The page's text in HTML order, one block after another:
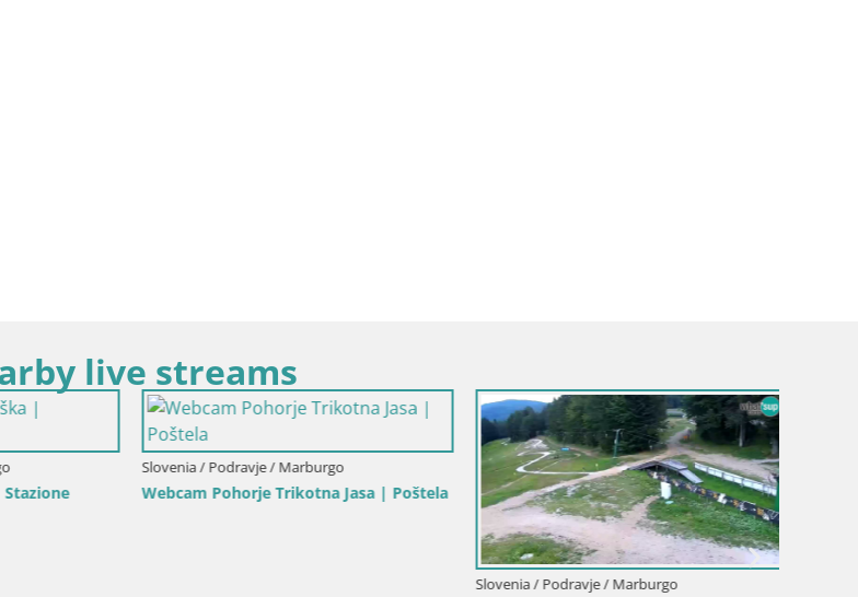
live streams
Slovenia / Podravje / Marburgo
Webcam Pohorje Trikotna Jasa | Poštela
Slovenia / Podravje / Marburgo